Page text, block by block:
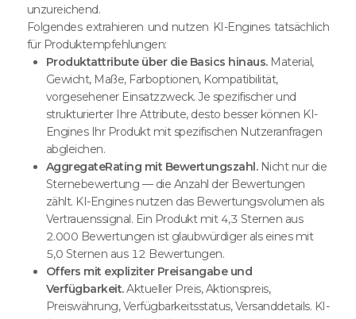
unzureichend.
Folgendes extrahieren und nutzen KI-Engines tatsächlich
für Produktempfehlungen:
Produktattribute über die Basics hinaus.Material,
Gewicht, Maße, Farboptionen, Kompatibilität,
vorgesehener Einsatzzweck. Je spezifischer und
strukturierter Ihre Attribute, desto besser können KI-
Engines Ihr Produkt mit spezifischen Nutzeranfragen
abgleichen.
AggregateRating mit Bewertungszahl.Nicht nur die
Sternebewertung — die Anzahl der Bewertungen
zählt. KI-Engines nutzen das Bewertungsvolumen als
Vertrauenssignal. Ein Produkt mit 4,3 Sternen aus
2.000 Bewertungen ist glaubwürdiger als eines mit
5,0 Sternen aus 12 Bewertungen.
Offers mit expliziter Preisangabe und
Verfügbarkeit.Aktueller Preis, Aktionspreis,
Preiswährung, Verfügbarkeitsstatus, Versanddetails. KI-